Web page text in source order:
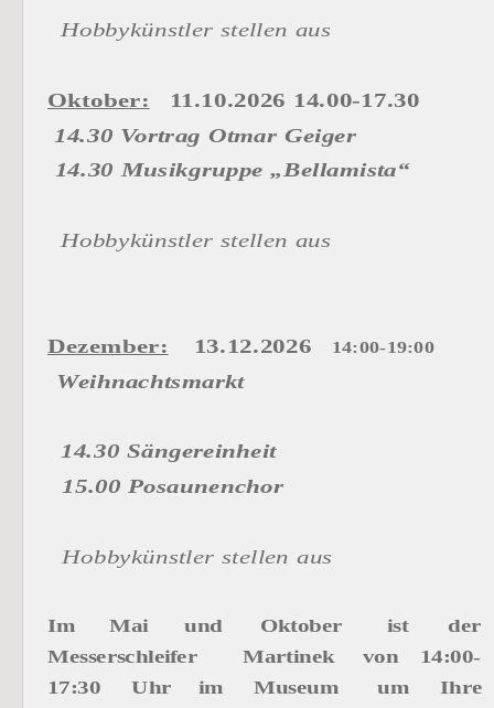
Hobbykünstler stellen aus
Oktober:
11.10.2026 14.00-17.30
14.30 Vortrag Otmar Geiger
14.30 Musikgruppe „Bellamista“
Hobbykünstler stellen aus
Dezember: 13.12.2026 14:00-19:00
Weihnachtsmarkt
14.30 Sängereinheit
  15.00 Posaunenchor
  Hobbykünstler stellen aus
Im Mai und Oktober ist
der
Messerschleifer
Martinek von
14:00-
17:30
Uhr im Museum um
Ihre